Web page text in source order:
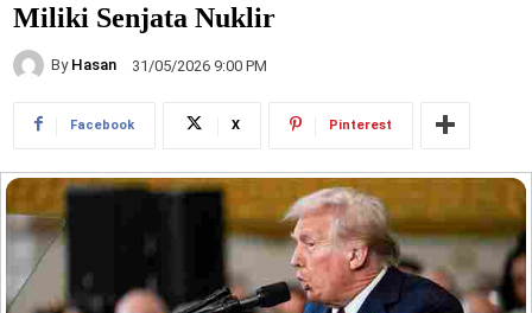
Miliki Senjata Nuklir
By Hasan 31/05/2026 9:00 PM
Facebook X Pinterest